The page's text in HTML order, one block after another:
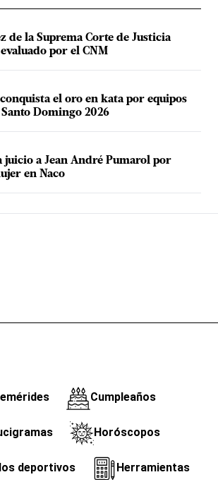
de la Suprema Corte de Justicia
por el CNM
el oro en kata por equipos
Domingo 2026
juicio a Jean André Pumarol por
en Naco
Cumpleaños
Horóscopos
deportivos Herramientas